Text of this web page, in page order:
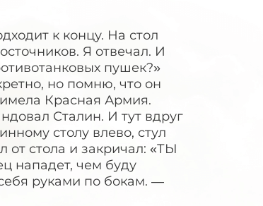
к концу. На стол
Я отвечал. И
пушек?»
но помню, что он
Красная Армия.
Сталин. И тут вдруг
столу влево, стул
от стола и закричал: «ТЫ
нападет, чем буду
руками по бокам. —